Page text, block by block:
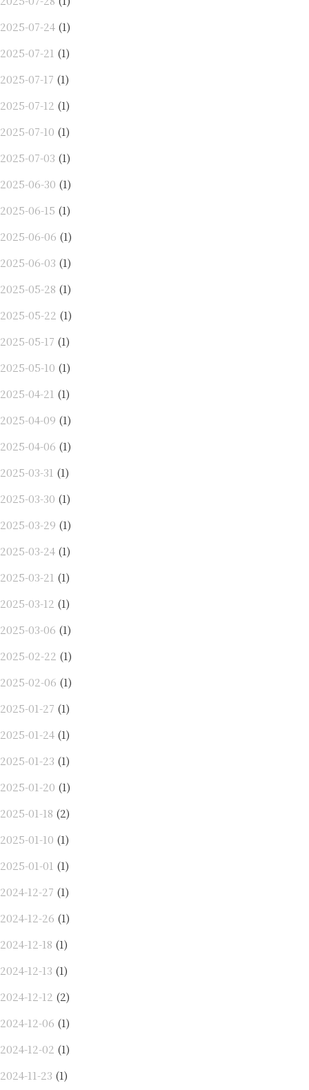
2025-07-24 (1)
2025-07-21 (1)
2025-07-17 (1)
2025-07-12 (1)
2025-07-10 (1)
2025-07-03 (1)
2025-06-30 (1)
2025-06-15 (1)
2025-06-06 (1)
2025-06-03 (1)
2025-05-28 (1)
2025-05-22 (1)
2025-05-17 (1)
2025-05-10 (1)
2025-04-21 (1)
2025-04-09 (1)
2025-04-06 (1)
2025-03-31 (1)
2025-03-30 (1)
2025-03-29 (1)
2025-03-24 (1)
2025-03-21 (1)
2025-03-12 (1)
2025-03-06 (1)
2025-02-22 (1)
2025-02-06 (1)
2025-01-27 (1)
2025-01-24 (1)
2025-01-23 (1)
2025-01-20 (1)
2025-01-18 (2)
2025-01-10 (1)
2025-01-01 (1)
2024-12-27 (1)
2024-12-26 (1)
2024-12-18 (1)
2024-12-13 (1)
2024-12-12 (2)
2024-12-06 (1)
2024-12-02 (1)
2024-11-23 (1)